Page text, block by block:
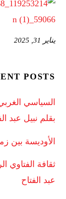
يناير 31, 2025
POSTS
السياسي
بقلم نبيل عبد
الأوديسة بين
ثقافة الفتاوي
عبد الفتاح